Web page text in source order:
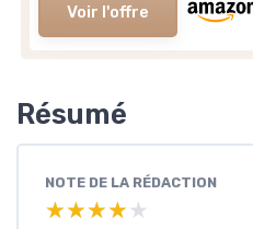
Voir l'offre
Résumé
NOTE DE LA RÉDACTION
★★★★★
★★★★★